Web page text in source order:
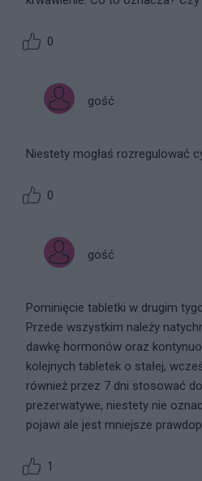
0
gość
Niestety mogłaś rozregulować
0
gość
Pominięcie tabletki w drugim
Przede wszystkim należy
dawkę hormonów oraz
kolejnych tabletek o stałej,
również przez 7 dni stosować
prezerwatywe, niestety nie
pojawi ale jest mniejsze
1